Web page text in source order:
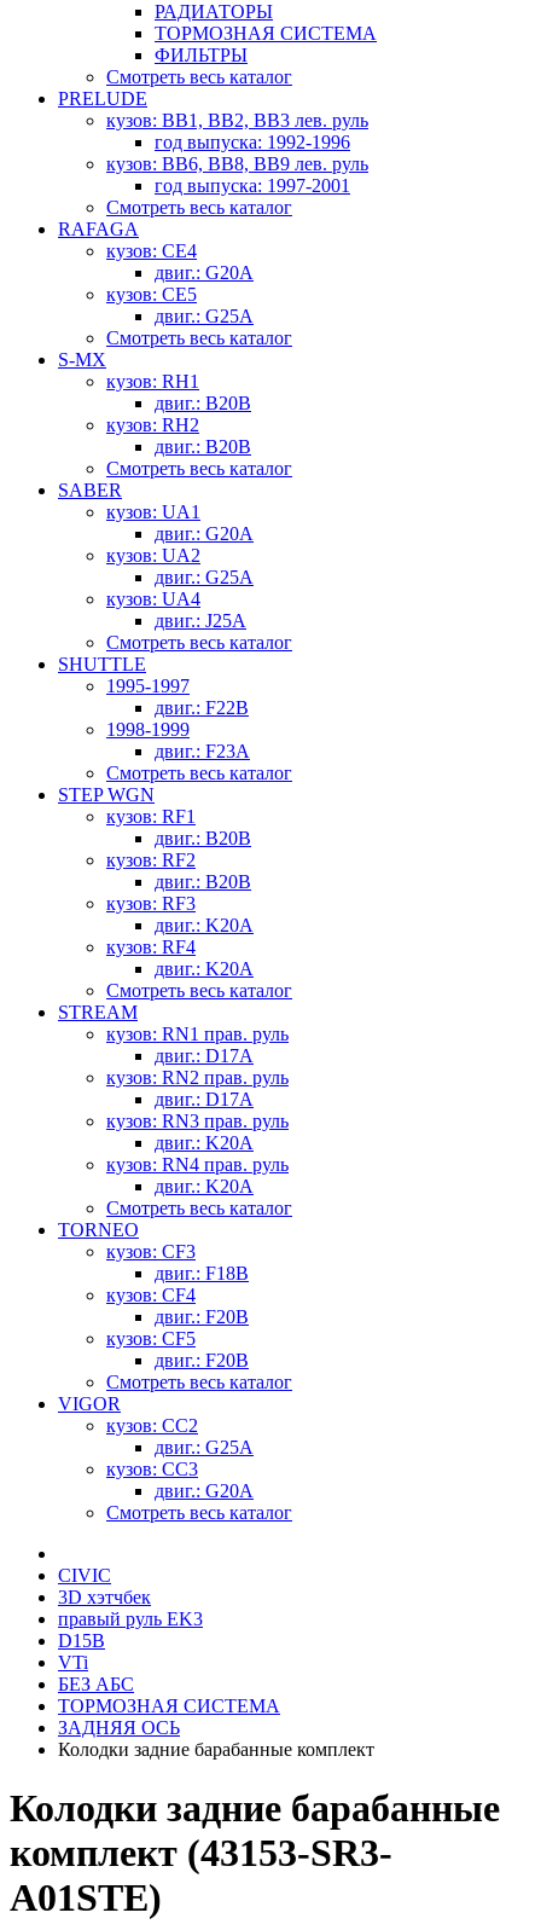
РАДИАТОРЫ
ТОРМОЗНАЯ СИСТЕМА
ФИЛЬТРЫ
Смотреть весь каталог
PRELUDE
кузов: BB1, BB2, BB3 лев. руль
год выпуска: 1992-1996
кузов: BB6, BB8, BB9 лев. руль
год выпуска: 1997-2001
Смотреть весь каталог
RAFAGA
кузов: CE4
двиг.: G20A
кузов: CE5
двиг.: G25A
Смотреть весь каталог
S-MX
кузов: RH1
двиг.: B20B
кузов: RH2
двиг.: B20B
Смотреть весь каталог
SABER
кузов: UA1
двиг.: G20A
кузов: UA2
двиг.: G25A
кузов: UA4
двиг.: J25A
Смотреть весь каталог
SHUTTLE
1995-1997
двиг.: F22B
1998-1999
двиг.: F23A
Смотреть весь каталог
STEP WGN
кузов: RF1
двиг.: B20B
кузов: RF2
двиг.: B20B
кузов: RF3
двиг.: K20A
кузов: RF4
двиг.: K20A
Смотреть весь каталог
STREAM
кузов: RN1 прав. руль
двиг.: D17A
кузов: RN2 прав. руль
двиг.: D17A
кузов: RN3 прав. руль
двиг.: K20A
кузов: RN4 прав. руль
двиг.: K20A
Смотреть весь каталог
TORNEO
кузов: CF3
двиг.: F18B
кузов: CF4
двиг.: F20B
кузов: CF5
двиг.: F20B
Смотреть весь каталог
VIGOR
кузов: CC2
двиг.: G25A
кузов: CC3
двиг.: G20A
Смотреть весь каталог
CIVIC
3D хэтчбек
правый руль EK3
D15B
VTi
БЕЗ АБС
ТОРМОЗНАЯ СИСТЕМА
ЗАДНЯЯ ОСЬ
Колодки задние барабанные комплект
Колодки задние барабанные
комплект (43153-SR3-
A01STE)